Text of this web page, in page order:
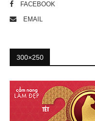
FACEBOOK
EMAIL
300×250